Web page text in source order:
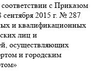
с Приказом
2015 г. № 287
и квалификационных
лиц и
осуществляющих
и городским